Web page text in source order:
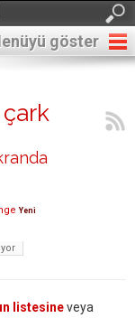
göster
Yeni
listesineveya